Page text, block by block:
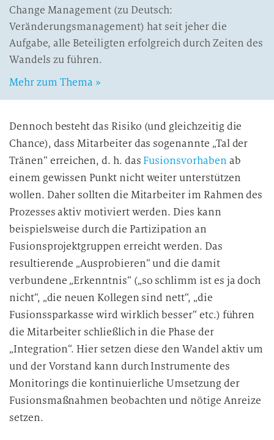
Change Management (zu Deutsch:
Veränderungsmanagement) hat seit jeher die
Aufgabe, alle Beteiligten erfolgreich durch Zeiten des
Wandels zu führen.
Mehr zum Thema »
Dennoch besteht das Risiko (und gleichzeitig die
Chance), dass Mitarbeiter das sogenannte „Tal der
Tränen“ erreichen, d. h. dasFusionsvorhaben ab
einem gewissen Punkt nicht weiter unterstützen
wollen. Daher sollten die Mitarbeiter im Rahmen des
Prozesses aktiv motiviert werden. Dies kann
beispielsweise durch die Partizipation an
Fusionsprojektgruppen erreicht werden. Das
resultierende „Ausprobieren“ und die damit
verbundene „Erkenntnis“ („so schlimm ist es ja doch
nicht“, „die neuen Kollegen sind nett“, „die
Fusionssparkasse wird wirklich besser“ etc.) führen
die Mitarbeiter schließlich in die Phase der
„Integration“. Hier setzen diese den Wandel aktiv um
und der Vorstand kann durch Instrumente des
Monitorings die kontinuierliche Umsetzung der
Fusionsmaßnahmen beobachten und nötige Anreize
setzen.